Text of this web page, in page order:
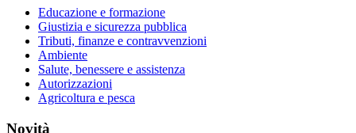
Educazione e formazione
Giustizia e sicurezza pubblica
Tributi, finanze e contravvenzioni
Ambiente
Salute, benessere e assistenza
Autorizzazioni
Agricoltura e pesca
Novità